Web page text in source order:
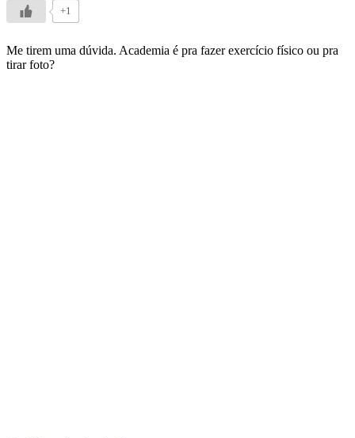
+1
Me tirem uma dúvida. Academia é pra fazer exercício físico ou pra
tirar foto?